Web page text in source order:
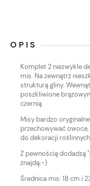
OPIS
Komplet 2 niezwykle
mis. Na zewnątrz
strukturą gliny.
poszkliwione
czernią.
Misy bardzo
przechowywać owoce,
do dekoracji
Z pewnością dodadzą
znajdą:-)
Średnica mis: 18 cm i